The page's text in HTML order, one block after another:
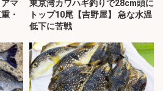
マ
・
東京湾カワハギ釣りで28cm頭に
トップ10尾【吉野屋】 急な水温
低下に苦戦